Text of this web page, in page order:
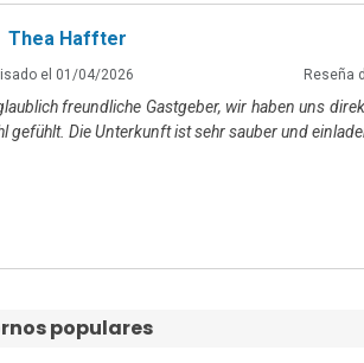
mañana y ofrece productos frescos de
de un día son fáciles y
del lago y sus fragantes campos de
se encuentra a un breve trayecto
de Budapest está a aproximadamente
Thea Haffter
el 01/04/2026 Reseña
freundliche Gastgeber, wir haben uns
gefühlt. Die Unterkunft ist sehr sauber und
populares